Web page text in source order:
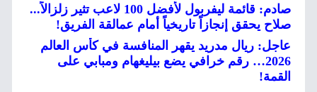
صادم: قائمة ليفربول لأفضل 100 لاعب تثير زلزالاً...
صلاح يحقق إنجازاً تاريخياً أمام عمالقة الفريق!
عاجل: ريال مدريد يقهر المنافسة في كأس العالم
2026… رقم خرافي يضع بيليغهام ومبابي على
القمة!